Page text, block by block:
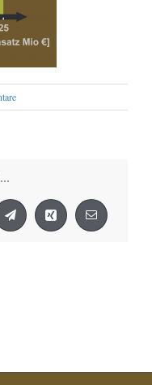
TelegramXing
E-
Mail